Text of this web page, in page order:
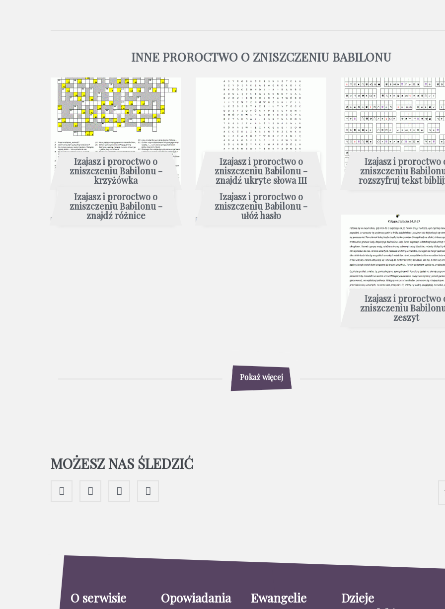
INNE PROROCTWO O ZNISZCZENIU BABILONU
Izajasz i proroctwo o
zniszczeniu Babilonu -
krzyżówka
Izajasz i proroctwo o
zniszczeniu Babilonu -
znajdź ukryte słowa III
Izajasz i proroctwo
zniszczeniu
rozszyfruj tekst
Izajasz i proroctwo o
zniszczeniu Babilonu -
znajdź różnice
Izajasz i proroctwo o
zniszczeniu Babilonu -
ułóż hasło
Izajasz i proroctwo
zniszczeniu
zeszyt
Pokaż więcej
MOŻESZ NAS ŚLEDZIĆ
O serwisie Opowiadania Ewangelie
Dzieje